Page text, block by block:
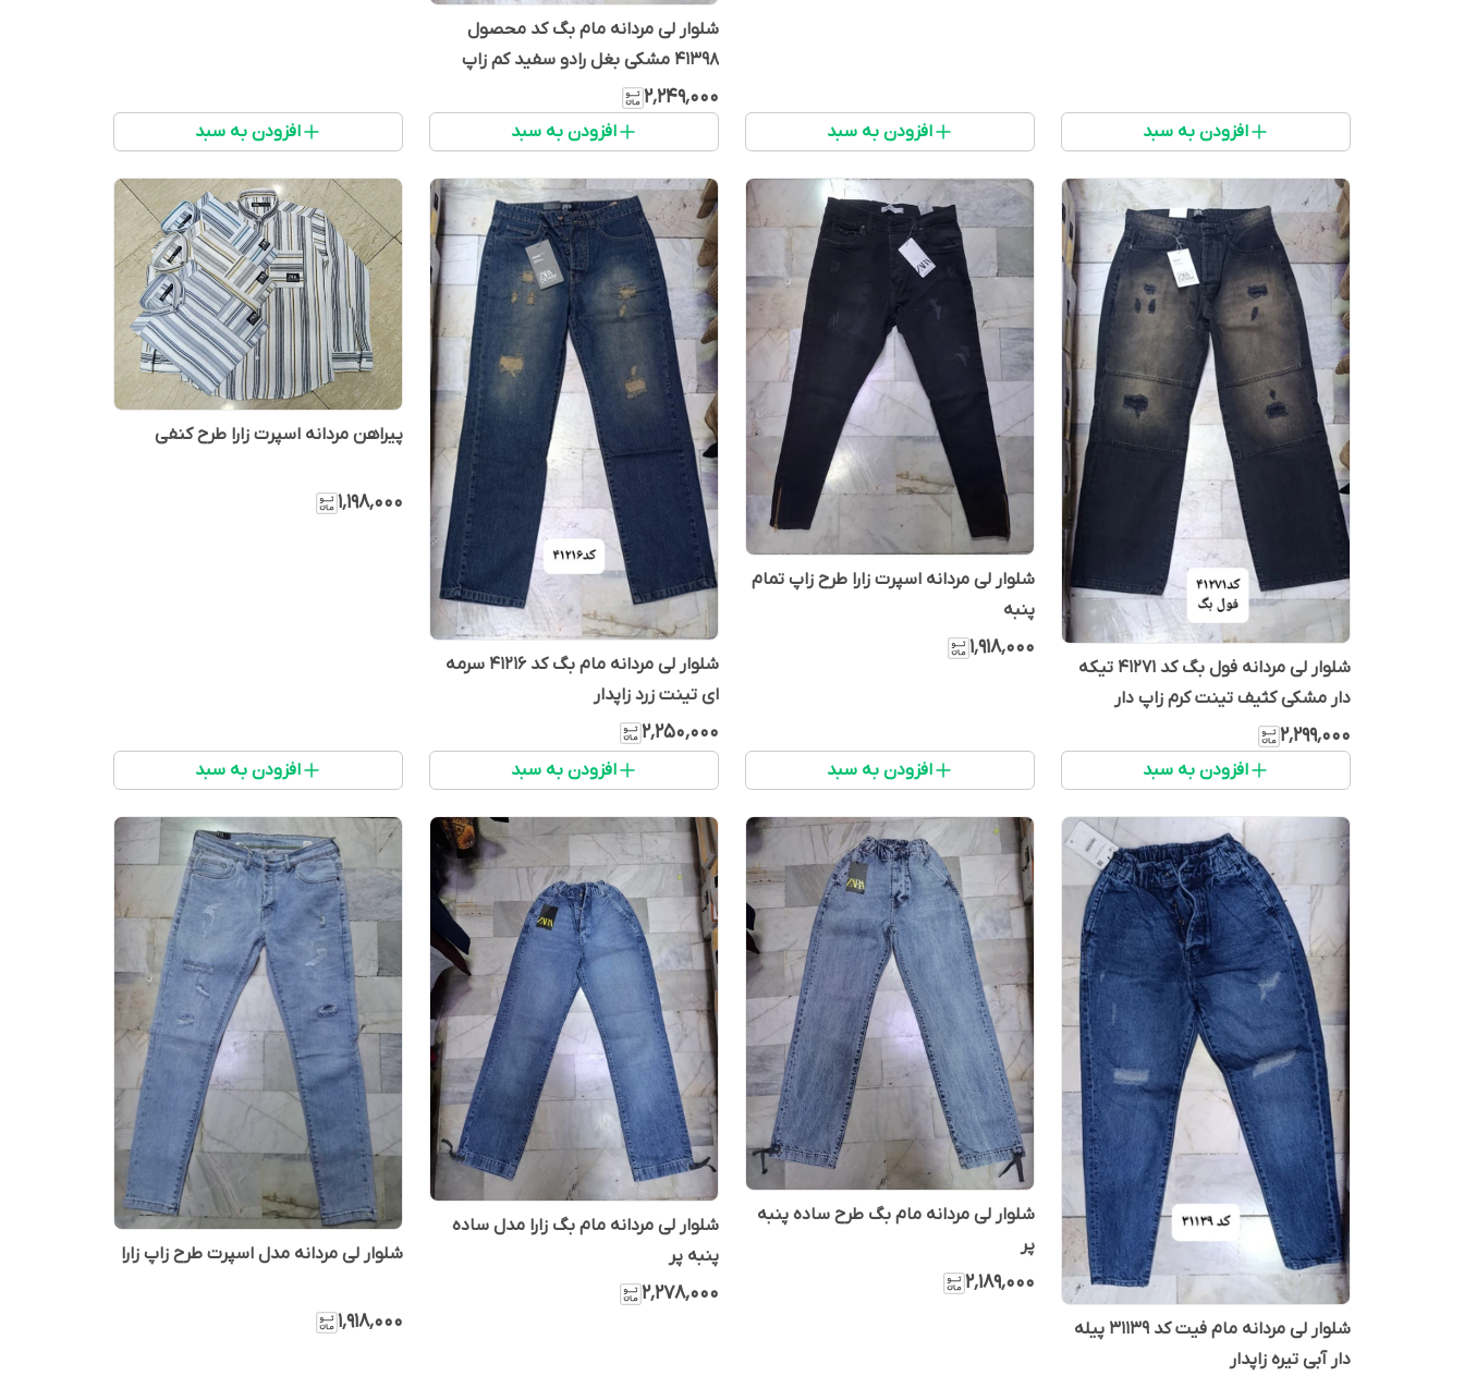
افزودن به سبد افزودن به سبد
شلوار لی مردانه مام بگ کد محصول
41398 مشکی بغل رادو سفید کم زاپ
۲٬۲۴۹٬۰۰۰
افزودن به سبد افزودن به سبد
شلوار لی مردانه فول بگ کد 41271 تیکه
دار مشکی کثیف تینت کرم زاپ دار
۲٬۲۹۹٬۰۰۰
افزودن به سبد
شلوار لی مردانه اسپرت زارا طرح زاپ تمام
پنبه
۱٬۹۱۸٬۰۰۰
افزودن به سبد
شلوار لی مردانه مام بگ کد 41216 سرمه
ای تینت زرد زاپدار
۲٬۲۵۰٬۰۰۰
افزودن به سبد
پیراهن مردانه اسپرت زارا طرح کنفی
۱٬۱۹۸٬۰۰۰
افزودن به سبد
شلوار لی مردانه مام فیت کد 31139 پیله
دار آبی تیره زاپدار
شلوار لی مردانه مام بگ طرح ساده پنبه
پر
۲٬۱۸۹٬۰۰۰
شلوار لی مردانه مام بگ زارا مدل ساده
پنبه پر
۲٬۲۷۸٬۰۰۰
شلوار لی مردانه مدل اسپرت طرح زاپ زارا
۱٬۹۱۸٬۰۰۰